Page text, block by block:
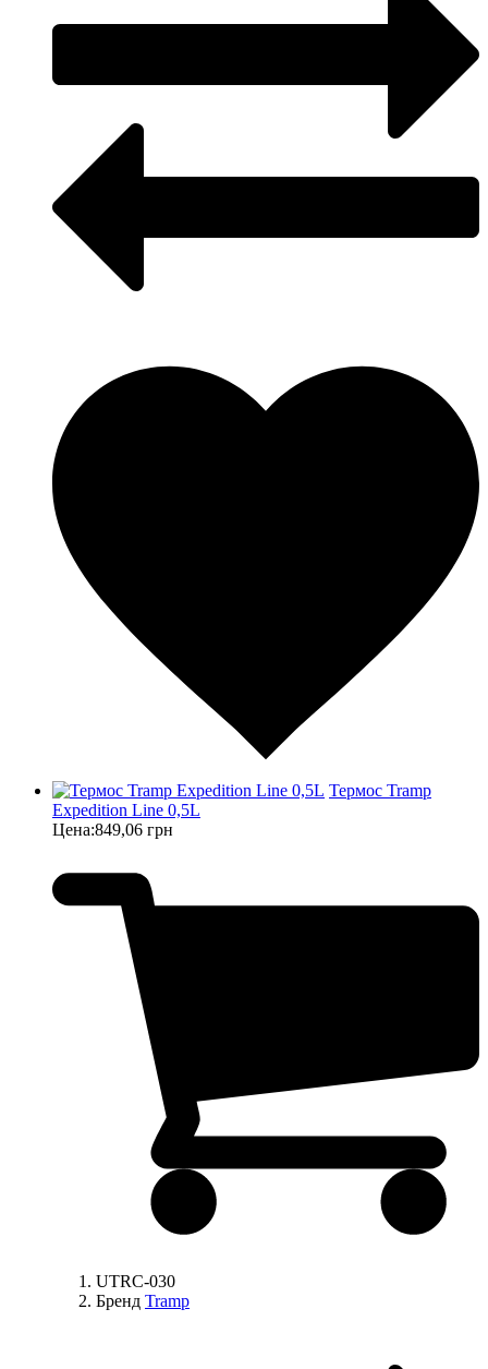
Термос Tramp
Expedition Line 0,5L
Цена:849,06 грн
UTRC-030
Бренд Tramp